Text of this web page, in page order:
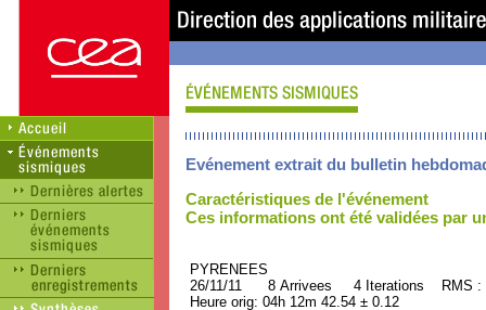
Evénement extrait du bulletin
Caractéristiques de l'événement
Ces informations ont été validées par
PYRENEES ORID :
26/11/11 8 Arrivees 4 Iterations RMS :
Heure orig: 04h 12m 42.54 ± 0.12